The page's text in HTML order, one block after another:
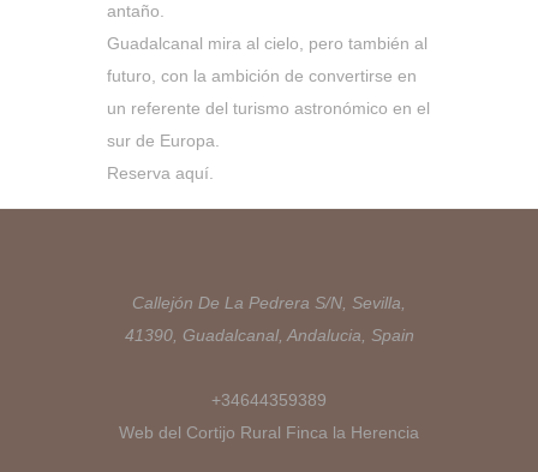
antaño.
Guadalcanal mira al cielo, pero también al
futuro, con la ambición de convertirse en
un referente del turismo astronómico en el
sur de Europa.
Reserva aquí
Callejón De La Pedrera S/N, Sevilla,
41390, Guadalcanal, Andalucia, Spain
+34644359389
Web del Cortijo Rural Finca la Herencia